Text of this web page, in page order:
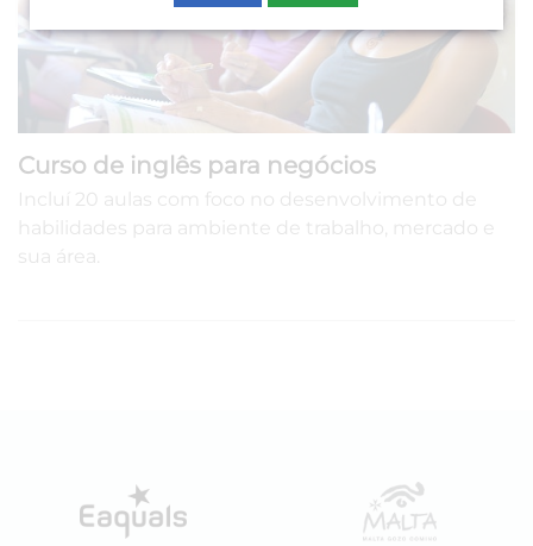
Curso de inglês para negócios
Incluí 20 aulas com foco no desenvolvimento de
habilidades para ambiente de trabalho, mercado e
sua área.